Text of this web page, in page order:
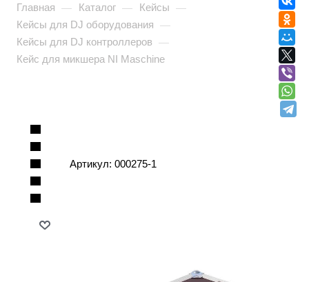
Главная — Каталог — Кейсы —
Кейсы для DJ оборудования —
Кейсы для DJ контроллеров —
Кейс для микшера NI Maschine
Артикул: 000275-1